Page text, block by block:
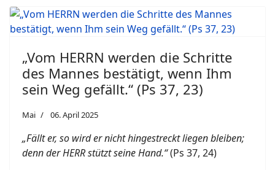
„Vom HERRN werden die Schritte
des Mannes bestätigt, wenn Ihm
sein Weg gefällt.“ (Ps 37, 23)
Mai 06. April 2025
„Fällt er, so wird er nicht hingestreckt liegen bleiben;
denn der HERR stützt seine Hand.“(Ps 37, 24)